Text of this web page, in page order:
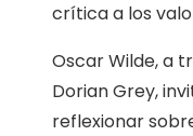
crítica a los
Oscar Wilde, a
Dorian Grey,
reflexionar